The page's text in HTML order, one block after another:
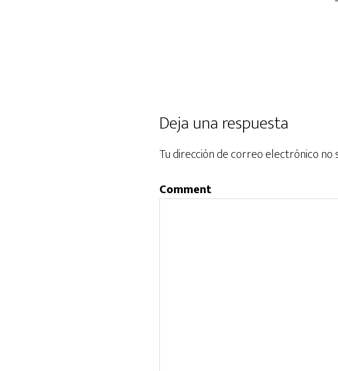
Deja una respuesta
Tu dirección de correo electrónico no
Comment